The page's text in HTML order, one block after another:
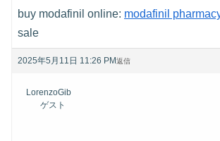
buy modafinil online: modafinil
sale
2025年5月11日 11:26 PM返信
LorenzoGib
ゲスト